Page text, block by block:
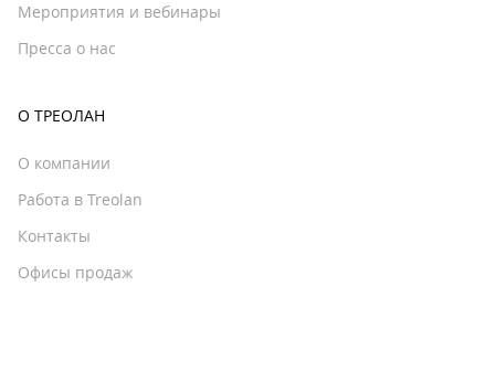
Мероприятия и вебинары
Пресса о нас
О ТРЕОЛАН
О компании
Работа в Treolan
Контакты
Офисы продаж